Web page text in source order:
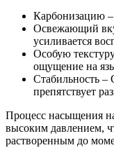
Карбонизацию –
Освежающий
усиливается
Особую
ощущение на
Стабильность –
препятствует
Процесс насыщения
высоким давлением,
растворенным до